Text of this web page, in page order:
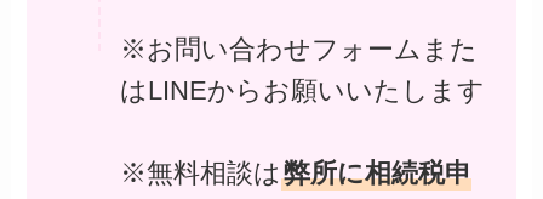
※お問い合わせフォームまた
はLINEからお願いいたします
※無料相談は弊所に相続税申